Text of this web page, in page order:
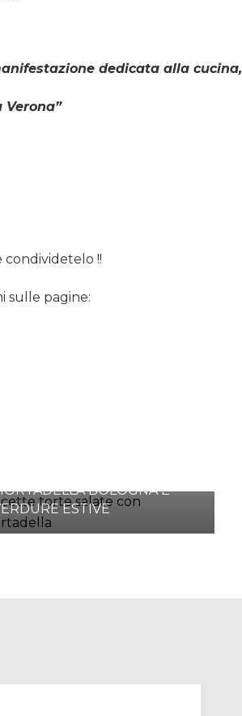
dedicata alla cucina,
condividetelo !!
sulle pagine:
BOLOGNA E
ESTIVE